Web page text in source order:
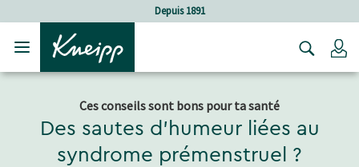
Sauter au contenu du pied de page
Ces conseils sont bons pour ta santé
Des sautes d'humeur liées au
syndrome prémenstruel ?